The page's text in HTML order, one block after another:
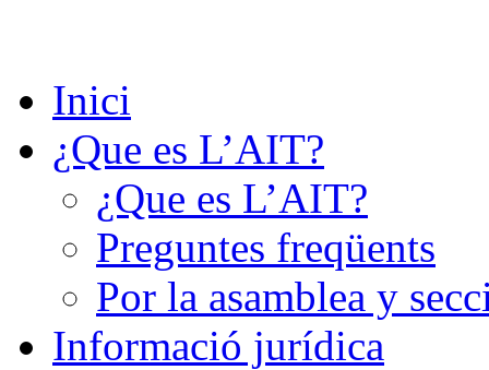
Inici
¿Que es L’AIT?
¿Que es L’AIT?
Preguntes freqüents
Por la asamblea y
Informació jurídica